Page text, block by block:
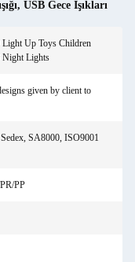
, USB Gece Işıkları
Up Toys Children
Night Lights
given by client to
SA8000, ISO9001
PP